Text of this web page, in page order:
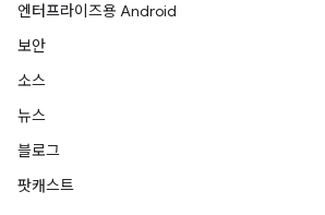
엔터프라이즈용 Android
보안
소스
뉴스
블로그
팟캐스트